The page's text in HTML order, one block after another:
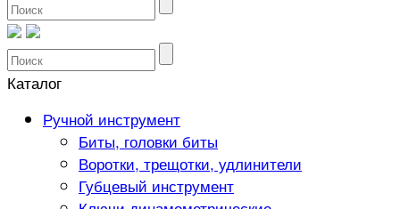
Каталог
Ручной инструмент
Биты, головки биты
Воротки, трещотки, удлинители
Губцевый инструмент